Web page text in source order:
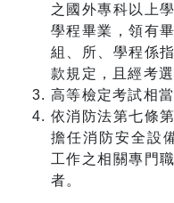
之國外專科以上
學程畢業，領有
組、所、學程係
款規定，且經考
高等檢定考試相
依消防法第七條
擔任消防安全設
工作之相關專門
者。